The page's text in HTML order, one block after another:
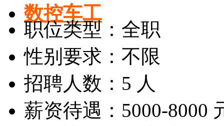
数控车工
职位类型：全职
性别要求：不限
招聘人数：5 人
薪资待遇：5000-8000